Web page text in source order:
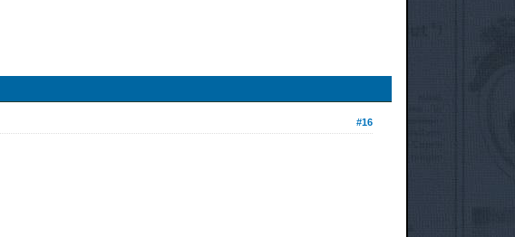
#16